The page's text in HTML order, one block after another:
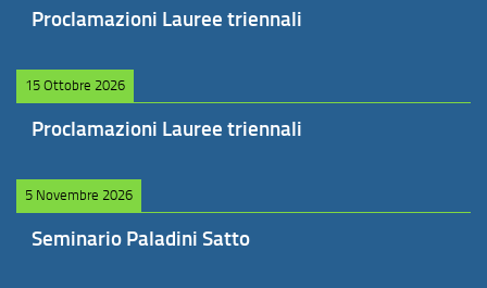
Proclamazioni Lauree triennali
15 Ottobre 2026
Proclamazioni Lauree triennali
5 Novembre 2026
Seminario Paladini Satto